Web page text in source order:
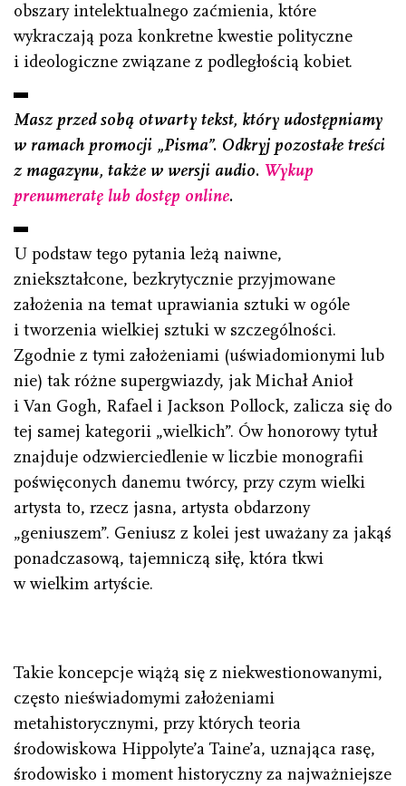
obszary intelektualnego zaćmienia, które
wykraczają poza konkretne kwestie polityczne
i ideologiczne związane z podległością kobiet.
Masz przed sobą otwarty tekst, który udostępniamy
w ramach promocji „Pisma”. Odkryj pozostałe treści
z magazynu, także w wersji audio. Wykup
prenumeratę lub dostęp online.
U podstaw tego pytania leżą naiwne,
zniekształcone, bezkrytycznie przyjmowane
założenia na temat uprawiania sztuki w ogóle
i tworzenia wielkiej sztuki w szczególności.
Zgodnie z tymi założeniami (uświadomionymi lub
nie) tak różne supergwiazdy, jak Michał Anioł
i Van Gogh, Rafael i Jackson Pollock, zalicza się do
tej samej kategorii „wielkich”. Ów honorowy tytuł
znajduje odzwierciedlenie w liczbie monografii
poświęconych danemu twórcy, przy czym wielki
artysta to, rzecz jasna, artysta obdarzony
„geniuszem”. Geniusz z kolei jest uważany za jakąś
ponadczasową, tajemniczą siłę, która tkwi
w wielkim artyście.
Takie koncepcje wiążą się z niekwestionowanymi,
często nieświadomymi założeniami
metahistorycznymi, przy których teoria
środowiskowa Hippolyte’a Taine’a, uznająca rasę,
środowisko i moment historyczny za najważniejsze